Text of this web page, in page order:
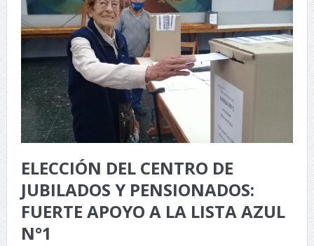
ELECCIÓN DEL CENTRO DE
JUBILADOS Y PENSIONADOS:
FUERTE APOYO A LA LISTA AZUL
N°1